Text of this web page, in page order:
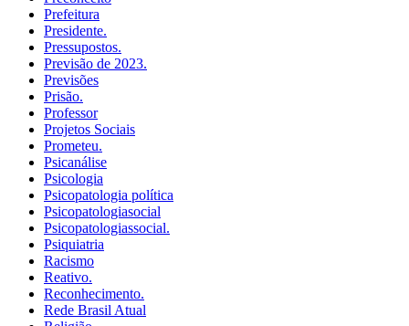
Prefeitura
Presidente.
Pressupostos.
Previsão de 2023.
Previsões
Prisão.
Professor
Projetos Sociais
Prometeu.
Psicanálise
Psicologia
Psicopatologia política
Psicopatologiasocial
Psicopatologiassocial.
Psiquiatria
Racismo
Reativo.
Reconhecimento.
Rede Brasil Atual